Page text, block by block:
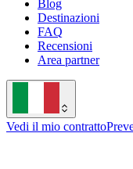
Blog
Destinazioni
FAQ
Recensioni
Area partner
Vedi il mio contratto